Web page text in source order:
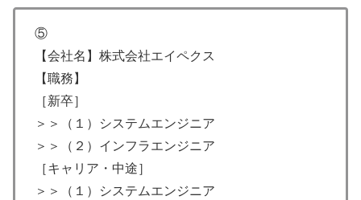
⑤
【会社名】株式会社エイペクス
【職務】
［新卒］
＞＞（１）システムエンジニア
＞＞（２）インフラエンジニア
［キャリア・中途］
＞＞（１）システムエンジニア